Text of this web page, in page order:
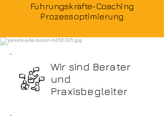
Führungskräfte-Coaching
Prozessoptimierung
Wir sind Berater
und
Praxisbegleiter